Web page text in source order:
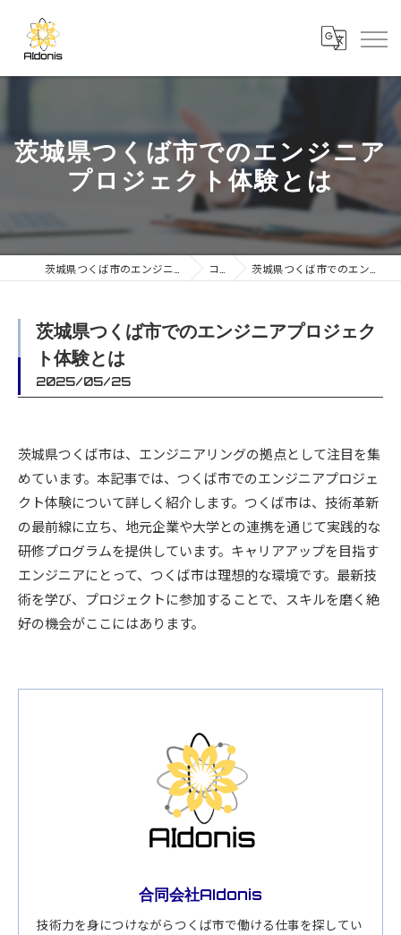
茨城県つくば市でのエンジニア
プロジェクト体験とは
コラム 茨城県つくば市でのエンジニアプロジェクト体験とは
茨城県つくば市でのエンジニアプロジェク
ト体験とは
2025/05/25
茨城県つくば市は、エンジニアリングの拠点として注目を集
めています。本記事では、つくば市でのエンジニアプロジェ
クト体験について詳しく紹介します。つくば市は、技術革新
の最前線に立ち、地元企業や大学との連携を通じて実践的な
研修プログラムを提供しています。キャリアアップを目指す
エンジニアにとって、つくば市は理想的な環境です。最新技
術を学び、プロジェクトに参加することで、スキルを磨く絶
好の機会がここにはあります。
合同会社AIdonis
技術力を身につけながらつくば市で働ける仕事を探してい